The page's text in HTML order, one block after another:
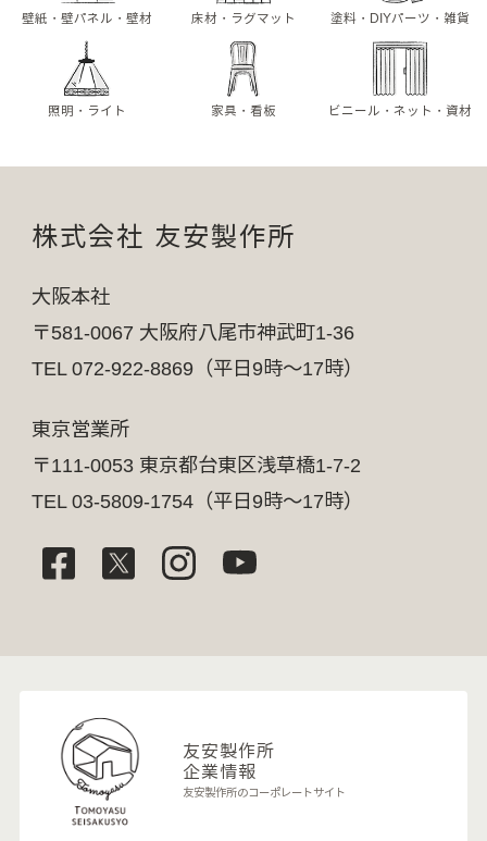
壁紙・壁パネル・壁材 床材・ラグマット 塗料・DIYパーツ・雑貨
照明・ライト 家具・看板 ビニール・ネット・資材
株式会社 友安製作所
大阪本社
〒581-0067 大阪府八尾市神武町1-36
TEL 072-922-8869（平日9時～17時）
東京営業所
〒111-0053 東京都台東区浅草橋1-7-2
TEL 03-5809-1754（平日9時～17時）
友安製作所
企業情報
友安製作所のコーポレートサイト